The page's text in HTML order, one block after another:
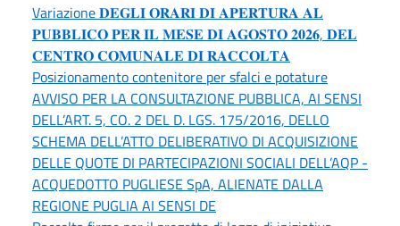
Variazione 𝐃𝐄𝐆𝐋𝐈 𝐎𝐑𝐀𝐑𝐈 𝐃𝐈 𝐀𝐏𝐄𝐑𝐓𝐔𝐑𝐀 𝐀𝐋
𝐏𝐔𝐁𝐁𝐋𝐈𝐂𝐎 𝐏𝐄𝐑 𝐈𝐋 𝐌𝐄𝐒𝐄 𝐃𝐈 𝐀𝐆𝐎𝐒𝐓𝐎 𝟐𝟎𝟐𝟔, 𝐃𝐄𝐋
𝐂𝐄𝐍𝐓𝐑𝐎 𝐂𝐎𝐌𝐔𝐍𝐀𝐋𝐄 𝐃𝐈 𝐑𝐀𝐂𝐂𝐎𝐋𝐓𝐀
Posizionamento contenitore per sfalci e potature
AVVISO PER LA CONSULTAZIONE PUBBLICA, AI SENSI
DELL’ART. 5, CO. 2 DEL D. LGS. 175/2016, DELLO
SCHEMA DELL’ATTO DELIBERATIVO DI ACQUISIZIONE
DELLE QUOTE DI PARTECIPAZIONI SOCIALI DELL’AQP -
ACQUEDOTTO PUGLIESE SpA, ALIENATE DALLA
REGIONE PUGLIA AI SENSI DE